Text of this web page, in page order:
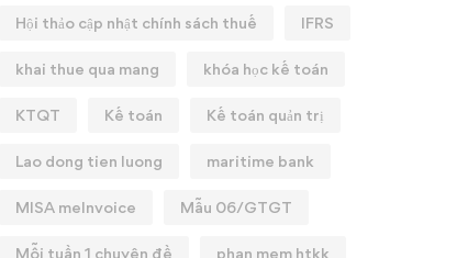
Hội thảo cập nhật chính sách thuế IFRS
khai thue qua mang khóa học kế toán
KTQT Kế toán Kế toán quản trị
Lao dong tien luong maritime bank
MISA meInvoice Mẫu 06/GTGT
Mỗi tuần 1 chuyên đề phan mem htkk